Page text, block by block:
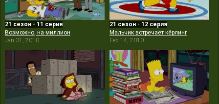
21 сезон - 11 серия
Возможно, на миллион
Jan 31, 2010
21 сезон - 12 серия
Мальчик встречает кёрлинг
Feb 14, 2010